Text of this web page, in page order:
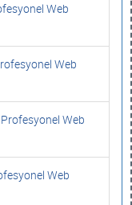
Web
Web
Web
Web